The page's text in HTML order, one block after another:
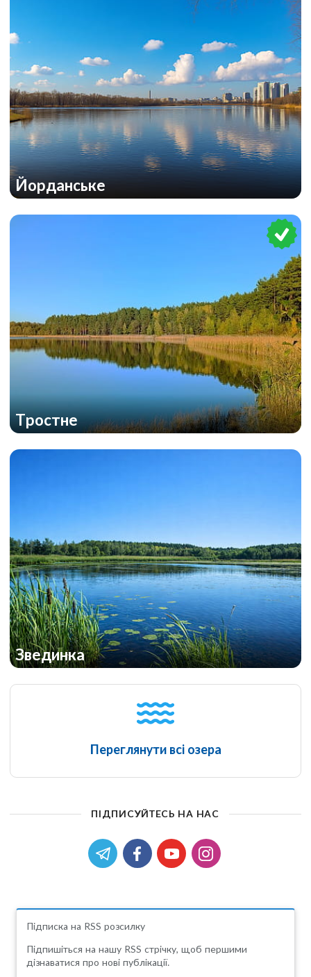
Йорданське
Тростне
Звединка
Переглянути всі озера
ПІДПИСУЙТЕСЬ НА НАС
Підписка на RSS розсилку
Підпишіться на нашу RSS стрічку, щоб першими
дізнаватися про нові публікації.